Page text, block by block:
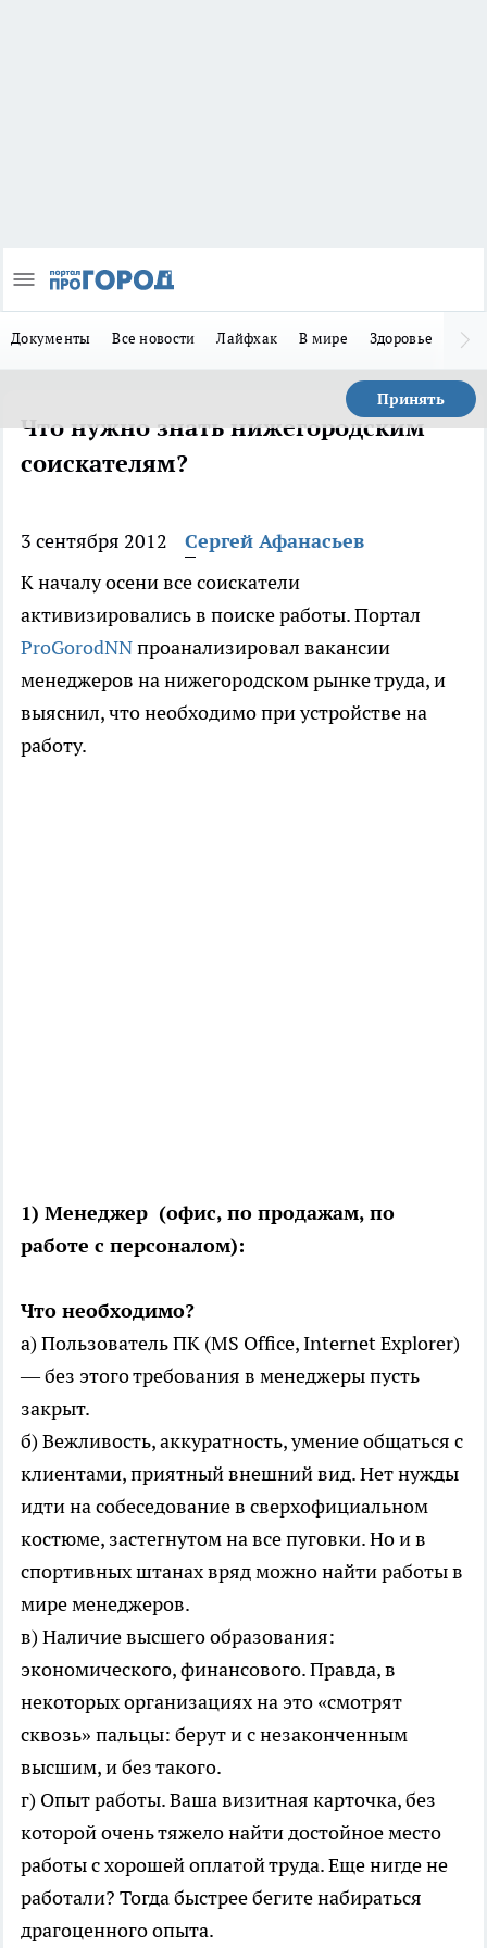
Документы Все новости Лайфхак В мире Здоровье
Принять
Что нужно знать нижегородским
соискателям?
3 сентября 2012
Сергей Афанасьев
К началу осени все соискатели
активизировались в поиске работы. Портал
ProGorodNNпроанализировал вакансии
менеджеров на нижегородском рынке труда, и
выяснил, что необходимо при устройстве на
работу.
1) Менеджер (офис, по продажам, по
работе с персоналом):
Что необходимо?
а) Пользователь ПК (MS Office, Internet Explorer)
— без этого требования в менеджеры пусть
закрыт.
б) Вежливость, аккуратность, умение общаться с
клиентами, приятный внешний вид. Нет нужды
идти на собеседование в сверхофициальном
костюме, застегнутом на все пуговки. Но и в
спортивных штанах вряд можно найти работы в
мире менеджеров.
в) Наличие высшего образования:
экономического, финансового. Правда, в
некоторых организациях на это «смотрят
сквозь» пальцы: берут и с незаконченным
высшим, и без такого.
г) Опыт работы. Ваша визитная карточка, без
которой очень тяжело найти достойное место
работы с хорошей оплатой труда. Еще нигде не
работали? Тогда быстрее бегите набираться
драгоценного опыта.